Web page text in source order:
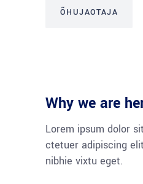
ÕHUJAOTAJA
Why we are
Lorem ipsum dolor
ctetuer adipiscing
nibhie vixtu eget.